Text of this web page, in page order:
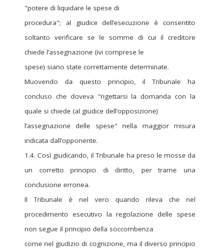
"potere di liquidare le spese di
procedura"; al giudice dell’esecuzione è consentito
soltanto verificare se le somme di cui il creditore
chiede l’assegnazione (ivi comprese le
spese) siano state correttamente determinate.
Muovendo da questo principio, il Tribunale ha
concluso che doveva "rigettarsi la domanda con la
quale si chiede (al giudice dell’opposizione)
l’assegnazione delle spese" nella maggior misura
indicata dall’opponente.
1.4. Così giudicando, il Tribunale ha preso le mosse da
un corretto principio di diritto, per trarne una
conclusione erronea.
Il Tribunale è nel vero quando rileva che nel
procedimento esecutivo la regolazione delle spese
non segue il principio della soccombenza
come nel giudizio di cognizione, ma il diverso principio